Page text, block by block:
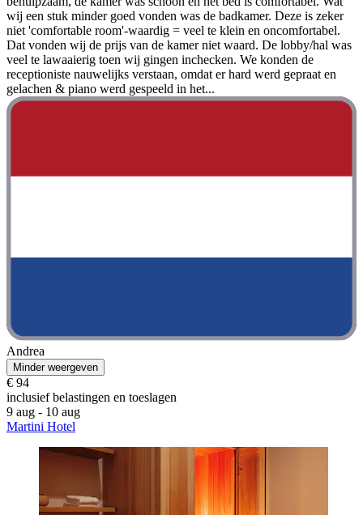
wij een stuk minder goed vonden was de badkamer. Deze is zeker
niet 'comfortable room'-waardig = veel te klein en oncomfortabel.
Dat vonden wij de prijs van de kamer niet waard. De lobby/hal was
veel te lawaaierig toen wij gingen inchecken. We konden de
receptioniste nauwelijks verstaan, omdat er hard werd gepraat en
gelachen & piano werd gespeeld in het...
Andrea
Minder weergeven
€ 94
inclusief belastingen en toeslagen
9 aug - 10 aug
Martini Hotel